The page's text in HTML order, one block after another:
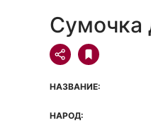
Сумочка
НАЗВАНИЕ:
НАРОД: